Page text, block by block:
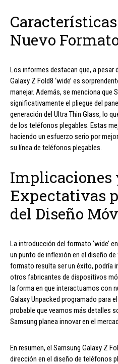
Nuevo
Los informes destacan que, a pesar
Galaxy Z Fold8 ‘wide’ es
manejar. Además, se menciona que
significativamente el pliegue del
generación del Ultra Thin Glass, lo
de los teléfonos plegables. Estas
haciendo un esfuerzo serio por
su línea de teléfonos plegables.
Implicaciones
Expectativas
del Diseño
La introducción del formato ‘wide’
un punto de inflexión en el diseño
formato resulta ser un éxito, podría
otros fabricantes de dispositivos
la forma en que interactuamos con
Galaxy Unpacked programado para
probable que veamos más detalles
Samsung planea innovar en el
En resumen, el Samsung Galaxy Z
dirección en el diseño de teléfonos